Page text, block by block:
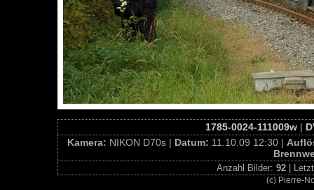
1785-0024-111009w|
Kamera: NIKON D70s | Datum: 11.10.09 12:30 |
Anzahl Bilder: 92 |
(c) Pierre-